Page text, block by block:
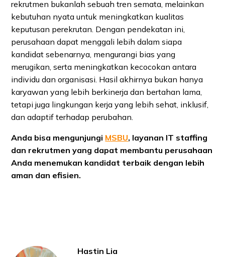
rekrutmen bukanlah sebuah tren semata, melainkan
kebutuhan nyata untuk meningkatkan kualitas
keputusan perekrutan. Dengan pendekatan ini,
perusahaan dapat menggali lebih dalam siapa
kandidat sebenarnya, mengurangi bias yang
merugikan, serta meningkatkan kecocokan antara
individu dan organisasi. Hasil akhirnya bukan hanya
karyawan yang lebih berkinerja dan bertahan lama,
tetapi juga lingkungan kerja yang lebih sehat, inklusif,
dan adaptif terhadap perubahan.
Anda bisa mengunjungi MSBU, layanan IT staffing
dan rekrutmen yang dapat membantu perusahaan
Anda menemukan kandidat terbaik dengan lebih
aman dan efisien.
Hastin Lia